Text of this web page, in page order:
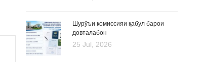
Шурӯъи комиссияи қабул барои
довталабон
25 Jul, 2026